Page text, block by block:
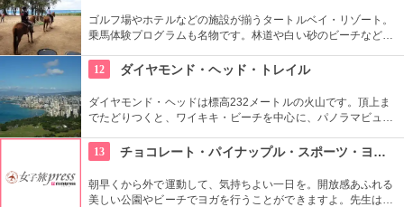
ゴルフ場やホテルなどの施設が揃うタートルベイ・リゾート。
乗馬体験プログラムも名物です。林道や白い砂のビーチなど、
暮れ時のビーチを巡る乗馬プログラムもあります。
12 ダイヤモンド・ヘッド・トレイル
ダイヤモンド・ヘッドは標高232メートルの火山です。頂上ま
でたどりつくと、ワイキキ・ビーチを中心に、パノラマビュー
道もあるので、スニーカーの準備を。
13 チョコレート・パイナップル・スポーツ・ヨガ・スタジオ
朝早くから外で運動して、気持ちよい一日を。開放感あふれる
美しい公園やビーチでヨガを行うことができますよ。先生は日